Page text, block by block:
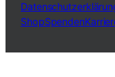
ShopSpenden